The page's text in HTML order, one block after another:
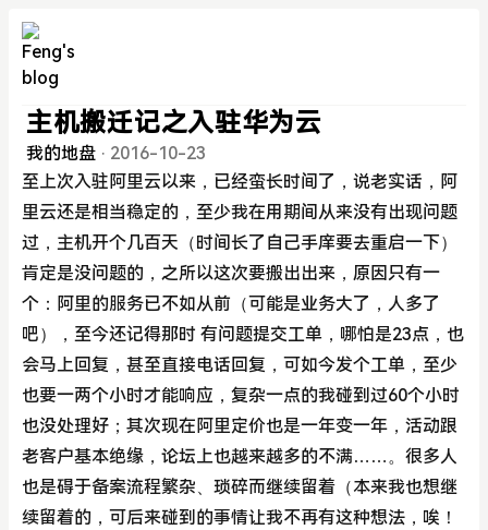
主机搬迁记之入驻华为云
我的地盘 · 2016-10-23
至上次入驻阿里云以来，已经蛮长时间了，说老实话，阿
里云还是相当稳定的，至少我在用期间从来没有出现问题
过，主机开个几百天（时间长了自己手庠要去重启一下）
肯定是没问题的，之所以这次要搬出出来，原因只有一
个：阿里的服务已不如从前（可能是业务大了，人多了
吧），至今还记得那时 有问题提交工单，哪怕是23点，也
会马上回复，甚至直接电话回复，可如今发个工单，至少
也要一两个小时才能响应，复杂一点的我碰到过60个小时
也没处理好；其次现在阿里定价也是一年变一年，活动跟
老客户基本绝缘，论坛上也越来越多的不满……。很多人
也是碍于备案流程繁杂、琐碎而继续留着（本来我也想继
续留着的，可后来碰到的事情让我不再有这种想法，唉！